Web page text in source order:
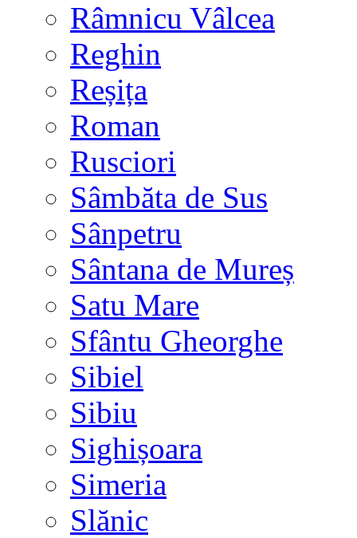
Râmnicu Vâlcea
Reghin
Reșița
Roman
Rusciori
Sâmbăta de Sus
Sânpetru
Sântana de Mureș
Satu Mare
Sfântu Gheorghe
Sibiel
Sibiu
Sighișoara
Simeria
Slănic